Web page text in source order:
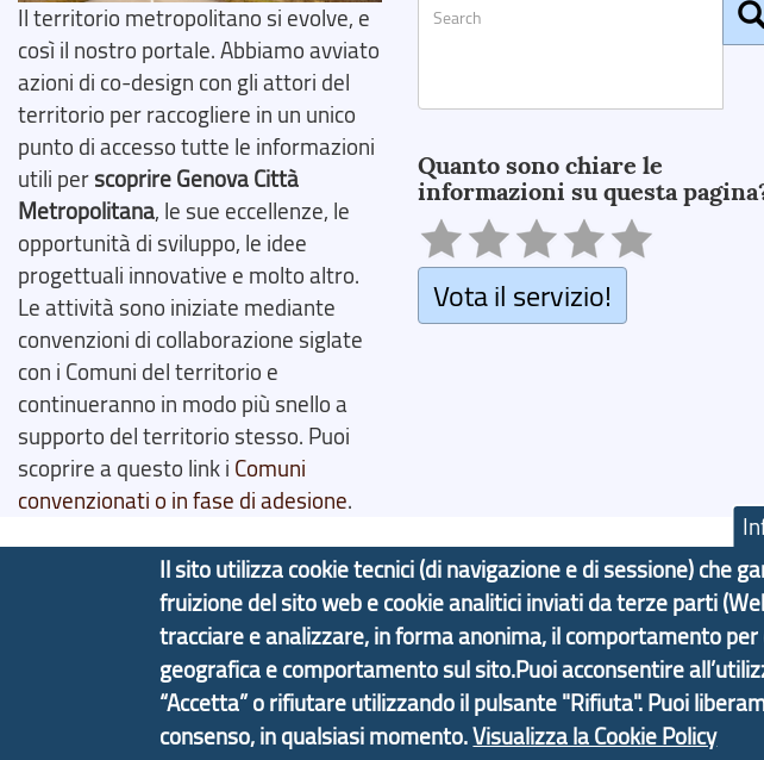
Il territorio metropolitano si evolve, e
così il nostro portale. Abbiamo avviato
azioni di co-design con gli attori del
territorio per raccogliere in un unico
punto di accesso tutte le informazioni
utili perscoprire Genova Città
Metropolitana, le sue eccellenze, le
opportunità di sviluppo, le idee
progettuali innovative e molto altro.
Le attività sono iniziate mediante
convenzioni di collaborazione siglate
con i Comuni del territorio e
continueranno in modo più snello a
supporto del territorio stesso. Puoi
scoprire a questo link i Comuni
convenzionati o in fase di adesione.
Quanto sono chiare le
informazioni su questa
Vota il servizio!
Copyright © 2017 Città metropolitana di Genova | CF: 80007350103
Tecnologie e Accessibilità
Privacy Note Legali Contatti
Il sito utilizza cookie tecnici (di navigazione e di sessione) che
fruizione del sito web e cookie analitici inviati da terze parti
tracciare e analizzare, in forma anonima, il comportamento
geografica e comportamento sul sito.Puoi acconsentire
“Accetta” o rifiutare utilizzando il pulsante "Rifiuta". Puoi
consenso, in qualsiasi momento.Visualizza la Cookie Policy